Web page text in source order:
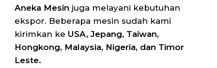
Aneka Mesin juga melayani kebutuhan
ekspor. Beberapa mesin sudah kami
kirimkan ke USA, Jepang, Taiwan,
Hongkong, Malaysia, Nigeria, dan Timor
Leste.